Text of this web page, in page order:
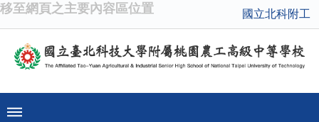
移至網頁之主要內容區位置 國立北科附工